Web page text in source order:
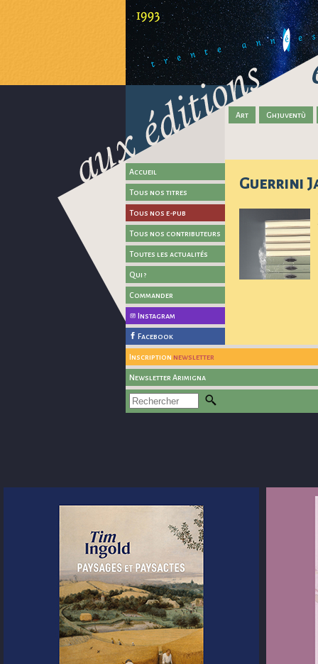
Art Ghjuventù
Guerrini
Accueil
Tous nos titres
Tous nos e-pub
Tous nos contributeurs
Toutes les actualités
Qui ?
Commander
Instagram
Facebook
Inscription newsletter
Newsletter Arimigna